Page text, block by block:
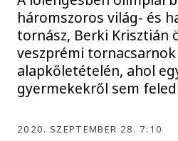
háromszoros világ- és
tornász, Berki Krisztián
veszprémi
alapkőletételén, ahol
gyermekekről sem
2020. SZEPTEMBER 28. 7:10